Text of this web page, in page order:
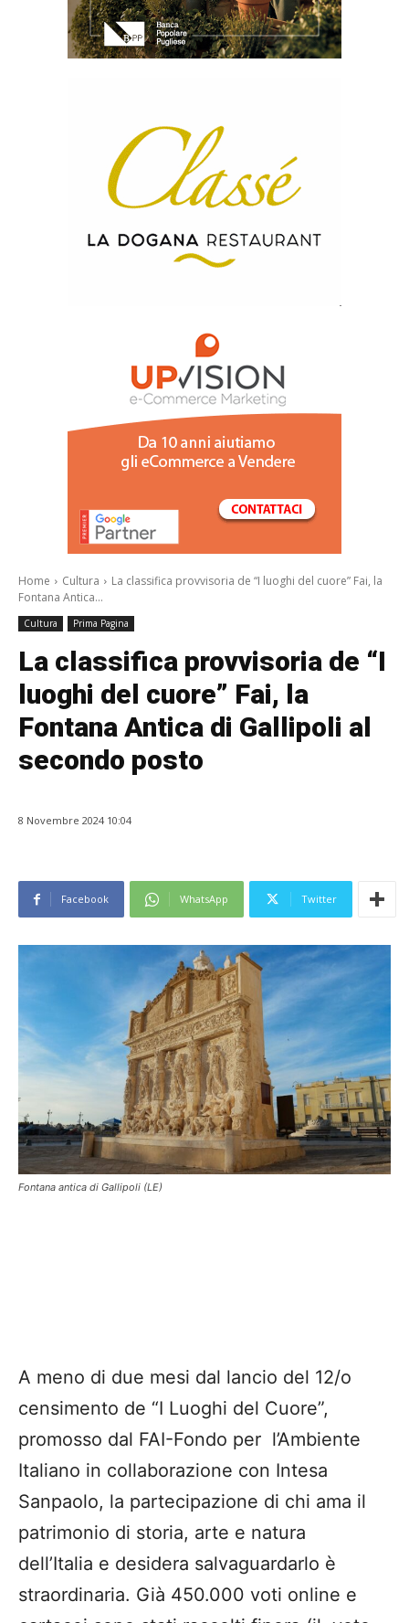
Home
Cultura
La classifica provvisoria de “I luoghi del cuore” Fai, la
Fontana Antica...
Cultura Prima Pagina
La classifica provvisoria de “I
luoghi del cuore” Fai, la
Fontana Antica di Gallipoli al
secondo posto
8 Novembre 2024 10:04
Facebook WhatsApp Twitter
Fontana antica di Gallipoli (LE)
A meno di due mesi dal lancio del 12/o
censimento de “I Luoghi del Cuore”,
promosso dal FAI-Fondo per l’Ambiente
Italiano in collaborazione con Intesa
Sanpaolo, la partecipazione di chi ama il
patrimonio di storia, arte e natura
dell’Italia e desidera salvaguardarlo è
straordinaria. Già 450.000 voti online e